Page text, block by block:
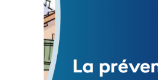
Mise à jour avril 2024
FEUILLETER